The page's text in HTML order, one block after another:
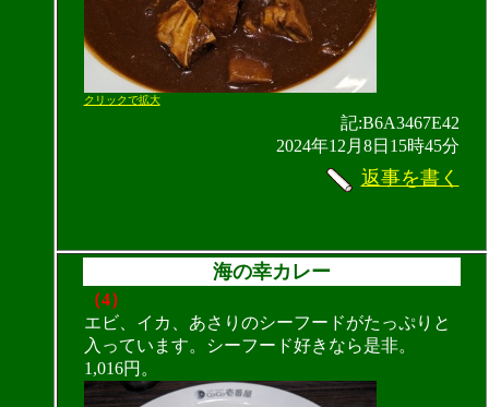
クリックで拡大
記:B6A3467E42
2024年12月8日15時45分
返事を書く
海の幸カレー
（4）
エビ、イカ、あさりのシーフードがたっぷりと
入っています。シーフード好きなら是非。
1,016円。